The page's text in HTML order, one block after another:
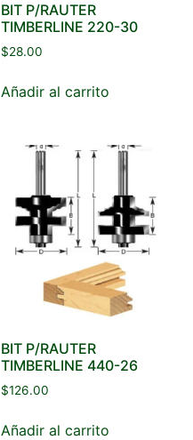
BIT P/RAUTER
TIMBERLINE 220-30
$28.00
Añadir al carrito
BIT P/RAUTER
TIMBERLINE 440-26
$126.00
Añadir al carrito